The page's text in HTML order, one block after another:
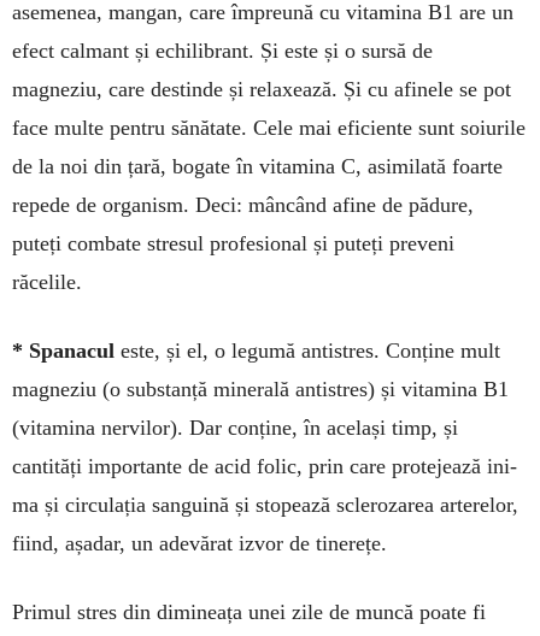
asemenea, mangan, care împreună cu vitamina B1 are un
efect calmant și echilibrant. Și este și o sur­să de
magneziu, care destinde și relaxează. Și cu afinele se pot
face multe pentru sănătate. Cele mai efi­ciente sunt soiurile
de la noi din țară, bogate în vitamina C, asi­milată foarte
repede de organism. Deci: mâncând afine de pădure,
puteți combate stresul profesional și puteți preveni
răcelile.
* Spanacul este, și el, o le­gumă antistres. Conține mult
mag­neziu (o substanță minerală anti­stres) și vita­mina B1
(vita­mina ner­vi­lor). Dar conține, în același timp, și
cantități importante de acid folic, prin care pro­te­jează ini­
ma și circulația san­guină și sto­pea­ză scle­rozarea arterelor,
fiind, așa­dar, un adevărat izvor de ti­nerețe.
Primul stres din dimineața unei zile de muncă poa­te fi